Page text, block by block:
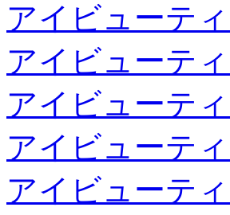
アイビューテ
アイビューテ
アイビューテ
アイビューテ
アイビューテ